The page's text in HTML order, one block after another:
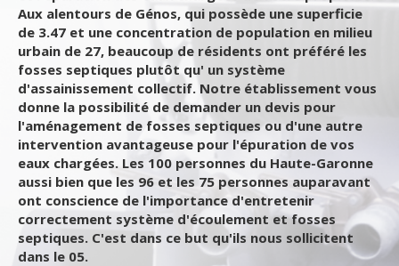
Aux alentours de Génos, qui possède une superficie
de 3.47 et une concentration de population en milieu
urbain de 27, beaucoup de résidents ont préféré les
fosses septiques plutôt qu' un système
d'assainissement collectif. Notre établissement vous
donne la possibilité de demander un devis pour
l'aménagement de fosses septiques ou d'une autre
intervention avantageuse pour l'épuration de vos
eaux chargées. Les 100 personnes du Haute-Garonne
aussi bien que les 96 et les 75 personnes auparavant
ont conscience de l'importance d'entretenir
correctement système d'écoulement et fosses
septiques. C'est dans ce but qu'ils nous sollicitent
dans le 05.